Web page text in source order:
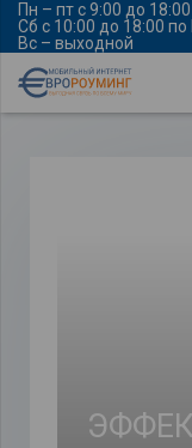
Пн – пт с 9:00 до
Сб с 10:00 до 18:00
Вс – выходной